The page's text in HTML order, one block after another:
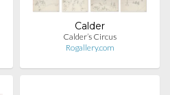
Calder
Calder’s Circus
Rogallery.com